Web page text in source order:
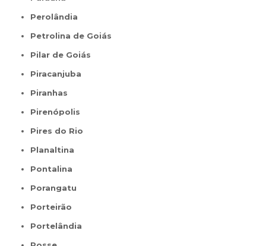
Perolândia
Petrolina de Goiás
Pilar de Goiás
Piracanjuba
Piranhas
Pirenópolis
Pires do Rio
Planaltina
Pontalina
Porangatu
Porteirão
Portelândia